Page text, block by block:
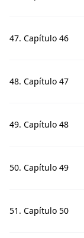
47. Capítulo 46
48. Capítulo 47
49. Capítulo 48
50. Capítulo 49
51. Capítulo 50